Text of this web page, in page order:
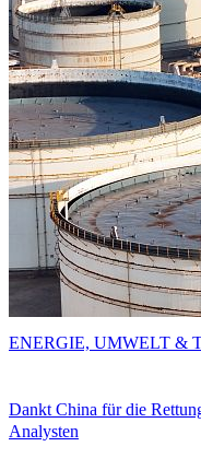
Dankt China für die
Analysten
ENERGIE, UMWELT &